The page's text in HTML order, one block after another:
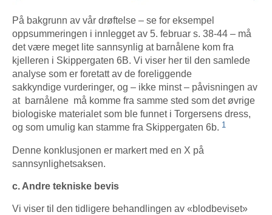
På bakgrunn av vår drøftelse – se for eksempel
oppsummeringen i innlegget av 5. februar s. 38-44 – må
det være meget lite sannsynlig at barnålene kom fra
kjelleren i Skippergaten 6B. Vi viser her til den samlede
analyse som er foretatt av de foreliggende
sakkyndige vurderinger, og – ikke minst – påvisningen av
at barnålene må komme fra samme sted som det øvrige
biologiske materialet som ble funnet i Torgersens dress,
og som umulig kan stamme fra Skippergaten 6b. 1
Denne konklusjonen er markert med en X på
sannsynlighetsaksen.
c. Andre tekniske bevis
Vi viser til den tidligere behandlingen av «blodbeviset»